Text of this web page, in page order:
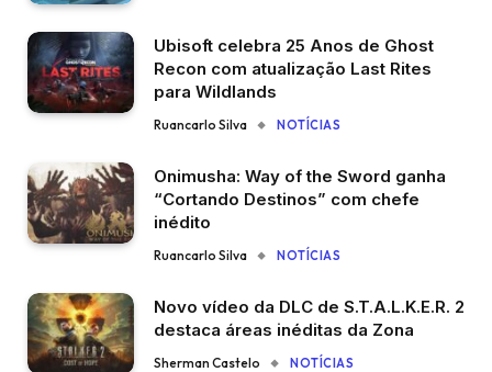
Ubisoft celebra 25 Anos de Ghost
Recon com atualização Last Rites
para Wildlands
Ruancarlo Silva NOTÍCIAS
Onimusha: Way of the Sword ganha
“Cortando Destinos” com chefe
inédito
Ruancarlo Silva NOTÍCIAS
Novo vídeo da DLC de S.T.A.L.K.E.R. 2
destaca áreas inéditas da Zona
Sherman Castelo NOTÍCIAS